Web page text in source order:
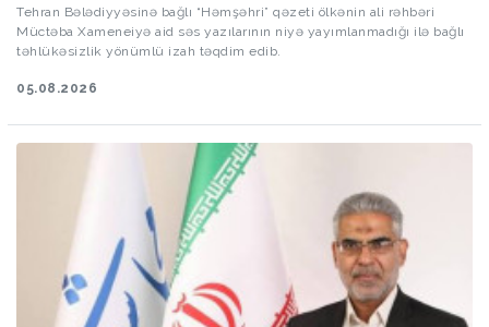
Tehran Bələdiyyəsinə bağlı “Həmşəhri” qəzeti ölkənin ali rəhbəri
Müctəba Xameneiyə aid səs yazılarının niyə yayımlanmadığı ilə bağlı
təhlükəsizlik yönümlü izah təqdim edib.
05.08.2026